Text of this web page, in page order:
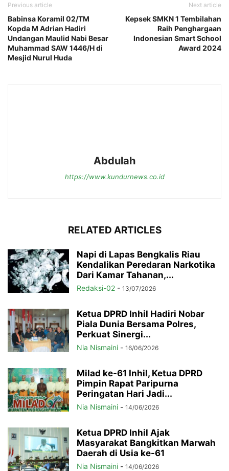
Previous article
Babinsa Koramil 02/TM
Kopda M Adrian Hadiri
Undangan Maulid Nabi Besar
Muhammad SAW 1446/H di
Mesjid Nurul Huda
Next article
Kepsek SMKN 1 Tembilahan
Raih Penghargaan
Indonesian Smart School
Award 2024
Abdulah
https://www.kundurnews.co.id
RELATED ARTICLES
Napi di Lapas Bengkalis Riau
Kendalikan Peredaran Narkotika
Dari Kamar Tahanan,...
Redaksi-02 - 13/07/2026
Ketua DPRD Inhil Hadiri Nobar
Piala Dunia Bersama Polres,
Perkuat Sinergi...
Nia Nismaini - 16/06/2026
Milad ke-61 Inhil, Ketua DPRD
Pimpin Rapat Paripurna
Peringatan Hari Jadi...
Nia Nismaini - 14/06/2026
Ketua DPRD Inhil Ajak
Masyarakat Bangkitkan Marwah
Daerah di Usia ke-61
Nia Nismaini - 14/06/2026